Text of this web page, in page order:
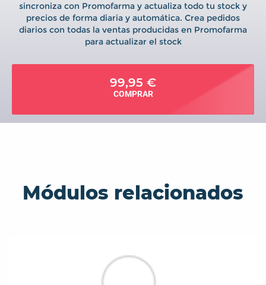
sincroniza con Promofarma y actualiza todo tu stock y
precios de forma diaria y automática. Crea pedidos
diarios con todas la ventas producidas en Promofarma
para actualizar el stock
99,95 €
COMPRAR
Módulos relacionados